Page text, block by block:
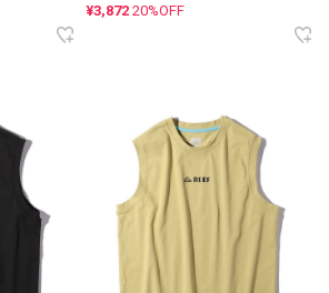
¥3,872 20%OFF